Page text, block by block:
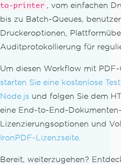
to-printer , vom einfachen
bis zu Batch-Queues,
Druckeroptionen,
Auditprotokollierung für
Um diesen Workflow mit
starten Sie eine kostenlose
Node.js und folgen Sie dem
eine End-to-End-
Lizenzierungsoptionen und
IronPDF-Lizenzseite
Bereit, weiterzugehen?